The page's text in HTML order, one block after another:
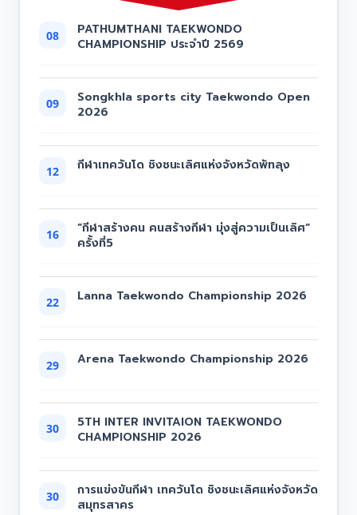
08
PATHUMTHANI TAEKWONDO
CHAMPIONSHIP ประจำปี 2569
09
Songkhla sports city Taekwondo Open
2026
12 กีฬาเทควันโด ชิงชนะเลิศแห่งจังหวัดพัทลุง
16
”กีฬาสร้างคน คนสร้างกีฬา มุ่งสู่ความเป็นเลิศ“
ครั้งที่5
22 Lanna Taekwondo Championship 2026
29 Arena Taekwondo Championship 2026
30
5TH INTER INVITAION TAEKWONDO
CHAMPIONSHIP 2026
30
การแข่งขันกีฬา เทควันโด ชิงชนะเลิศแห่งจังหวัด
สมุทรสาคร